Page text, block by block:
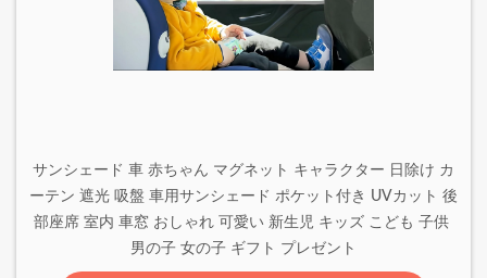
サンシェード 車 赤ちゃん マグネット キャラクター 日除け カ
ーテン 遮光 吸盤 車用サンシェード ポケット付き UVカット 後
部座席 室内 車窓 おしゃれ 可愛い 新生児 キッズ こども 子供
男の子 女の子 ギフト プレゼント